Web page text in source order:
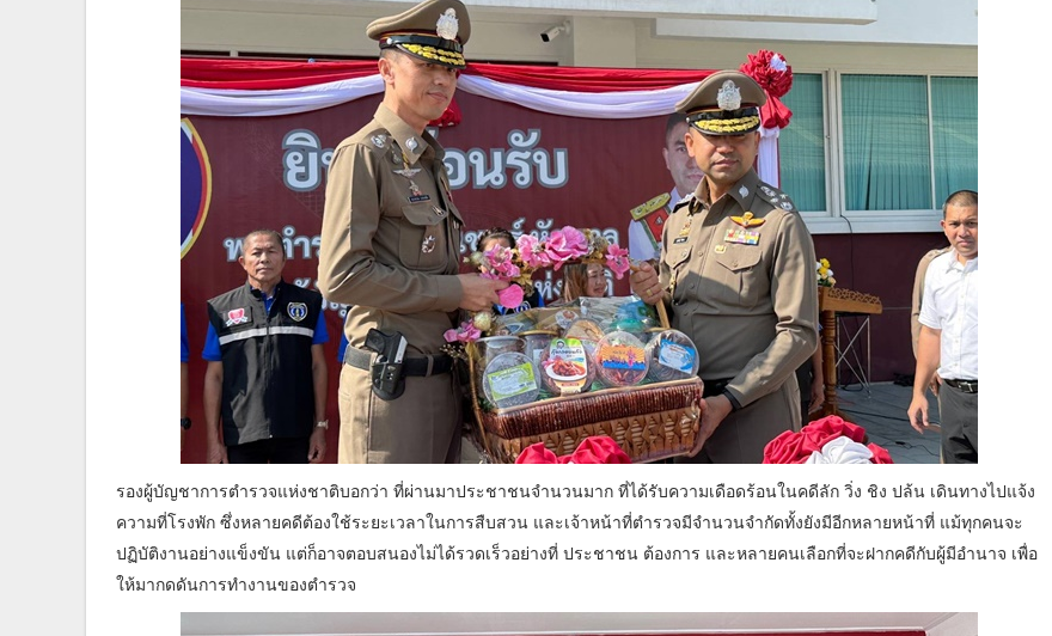
รองผู้บัญชาการตำรวจแห่งชาติบอกว่า ที่ผ่านมาประชาชนจำนวนมาก ที่ได้รับความเดือดร้อนในคดีลัก วิ่ง ชิง ปล้น เดินทางไปแจ้ง
ความที่โรงพัก ซึ่งหลายคดีต้องใช้ระยะเวลาในการสืบสวน และเจ้าหน้าที่ตำรวจมีจำนวนจำกัดทั้งยังมีอีกหลายหน้าที่ แม้ทุกคนจะ
ปฏิบัติงานอย่างแข็งขัน แต่ก็อาจตอบสนองไม่ได้รวดเร็วอย่างที่ ประชาชน ต้องการ และหลายคนเลือกที่จะฝากคดีกับผู้มีอำนาจ เพื่อ
ให้มากดดันการทำงานของตำรวจ